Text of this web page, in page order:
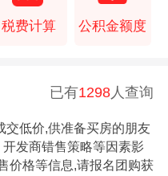
税费计算 公积金额度
已有1298人查询
交低价,供准备买房的朋友
发商错售策略等因素影
价格等信息,请报名团购获